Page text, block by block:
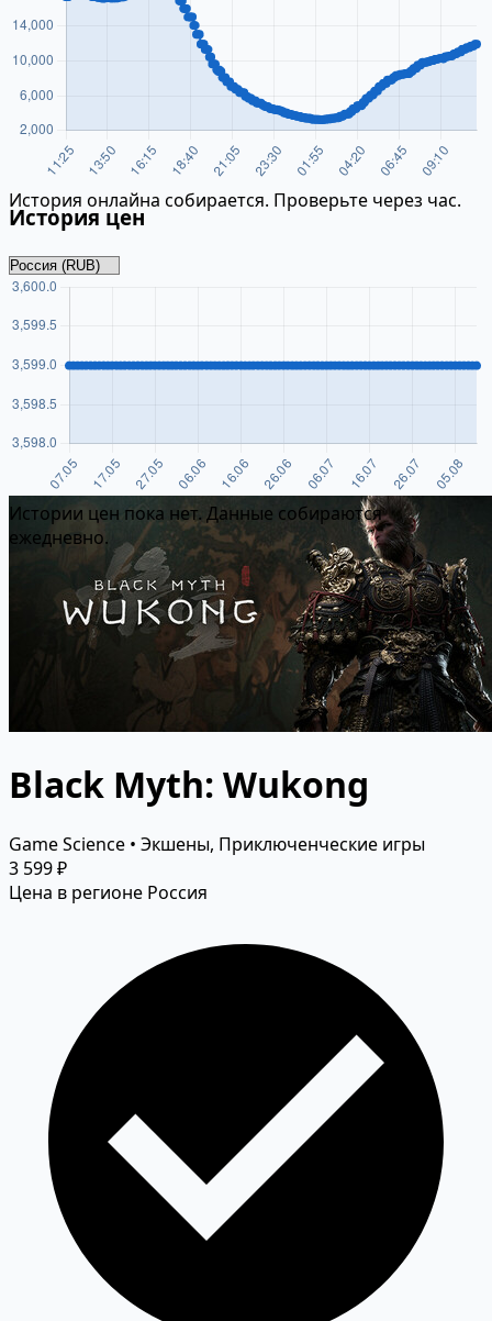
История онлайна собирается. Проверьте через час.
История цен
Истории цен пока нет. Данные собираются
ежедневно.
Black Myth: Wukong
Game Science • Экшены, Приключенческие игры
3 599 ₽
Цена в регионе Россия